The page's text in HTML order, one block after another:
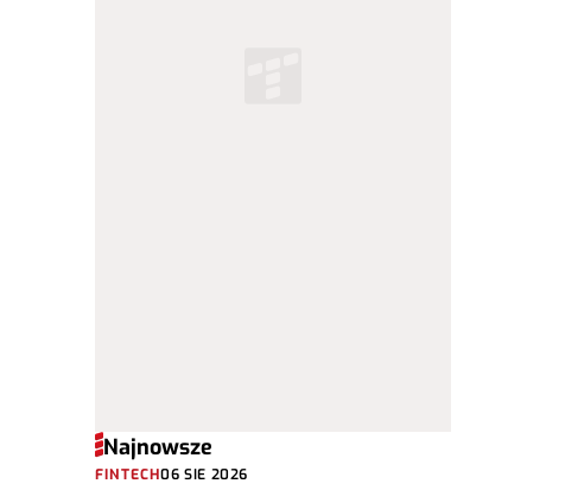
Najnowsze
FINTECH06 SIE 2026